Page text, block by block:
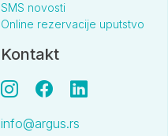
SMS novosti
Online rezervacije uputstvo
Kontakt
info@argus.rs